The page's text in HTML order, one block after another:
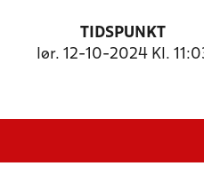
TIDSPUNKT
lør. 12-10-2024 Kl.